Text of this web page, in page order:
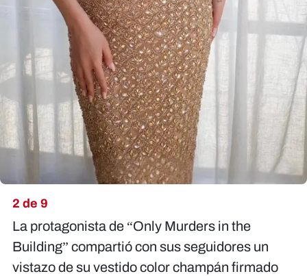
2 de 9
La protagonista de “Only Murders in the
Building” compartió con sus seguidores un
vistazo de su vestido color champán firmado